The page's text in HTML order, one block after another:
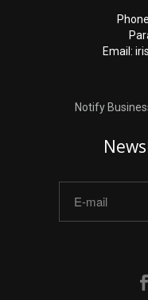
Email:
Notify